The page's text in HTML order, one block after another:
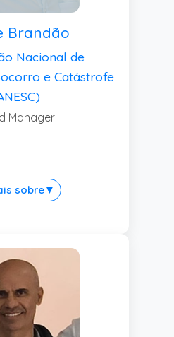
Brandão
Nacional de
e Catástrofe
Manager
sobre▼